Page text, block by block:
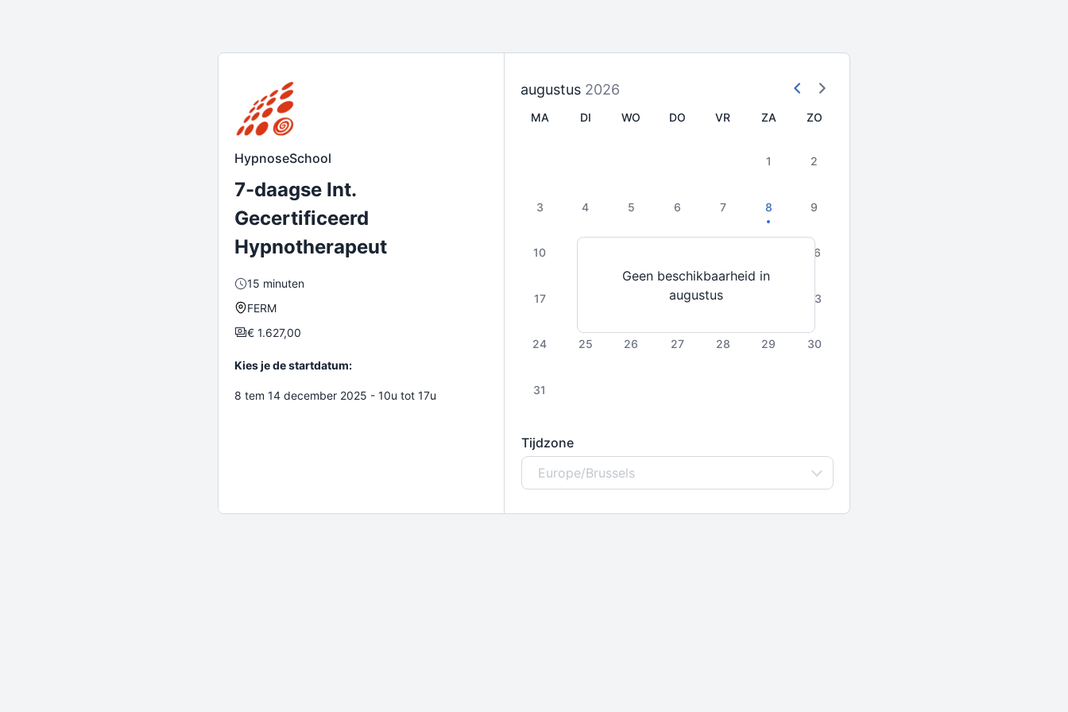
HypnoseSchool
7-daagse Int.
Gecertificeerd
Hypnotherapeut
15 minuten
FERM
€ 1.627,00
Kies je de startdatum:
8 tem 14 december 2025 - 10u tot 17u
augustus 2026
MA DI WO DO VR ZA ZO
1 2
3 4 5 6 7 8 9
10 16
17 20 21 23
24 25 26 27 28 29 30
31
Tijdzone
Europe/Brussels
Geen beschikbaarheid in
augustus